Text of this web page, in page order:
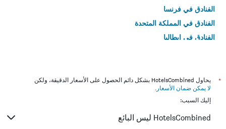
الفنادق في فرنسا
الفنادق في المملكة المتحدة
الفنادق في إيطاليا
*
يحاول HotelsCombined بشكل دائم الحصول على الأسعار الدقيقة، ولكن
لا يمكن ضمان الأسعار .
إليك السبب:
HotelsCombined ليس البائع